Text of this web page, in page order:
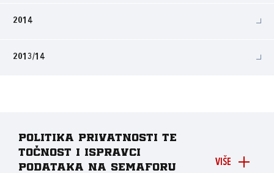
2014
2013/14
VIŠE
Politika privatnosti te
točnost i ispravci
podataka na Semaforu